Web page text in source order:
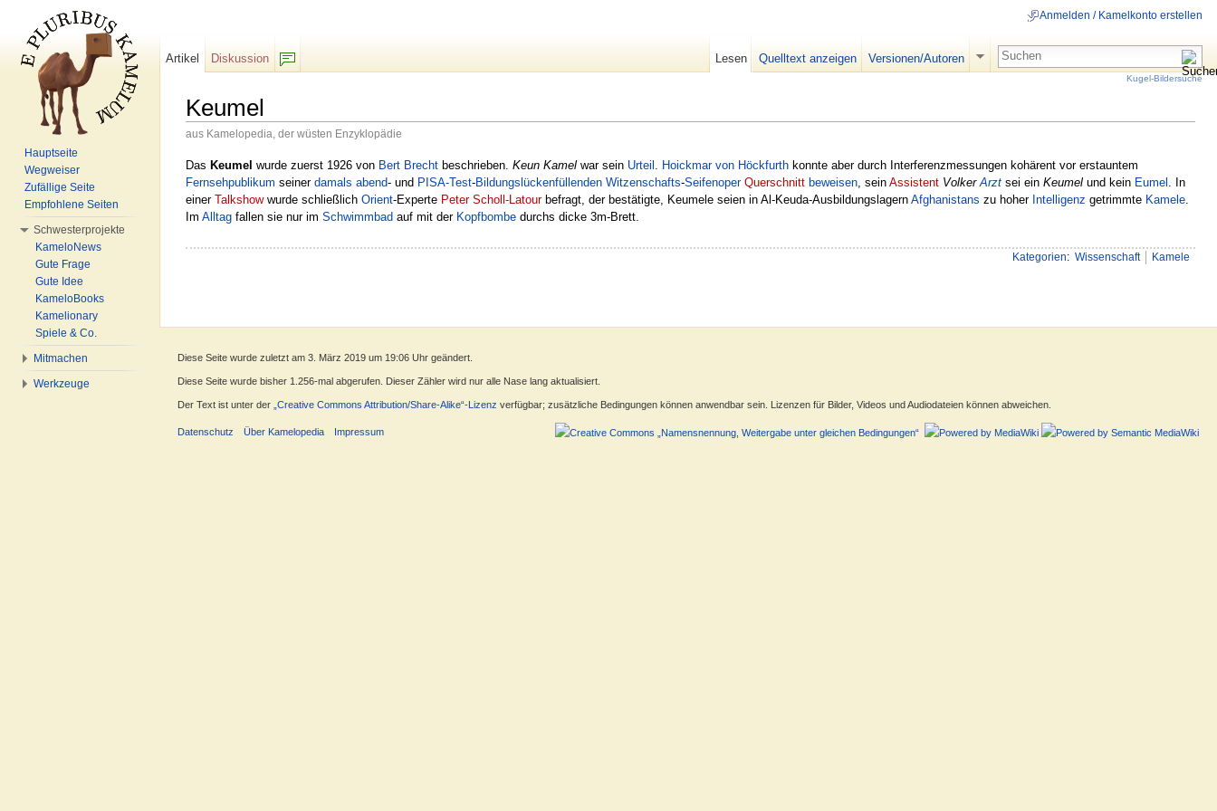
Keumel
aus Kamelopedia, der wüsten Enzyklopädie
Das Keumel wurde zuerst 1926 von Bert Brecht beschrieben. Keun Kamel war sein Urteil Hoickmar von Höckfurth konnte aber durch Interferenzmessungen kohärent vor erstauntem
Fernsehpublikum seiner damals abend- und PISA-Test-Bildungslückenfüllenden Witzenschafts-Seifenoper Querschnitt beweisen , sein Assistent Volker Arzt sei ein Keumel und kein Eumel . In
einer Talkshowwurde schließlich Orient-Experte Peter Scholl-Latourbefragt, der bestätigte, Keumele seien in Al-Keuda-Ausbildungslagern Afghanistans zu hoher Intelligenz getrimmte Kamele
Im Alltag fallen sie nur im Schwimmbad auf mit der Kopfbombe durchs dicke 3m-Brett.
Kategorien: Wissenschaft Kamele
Anmelden / Kamelkonto erstellen
Artikel
Diskussion
Lesen Quelltext anzeigen Versionen/Autoren
Kugel-Bildersuche
Hauptseite
Wegweiser
Zufällige Seite
Empfohlene Seiten
Schwesterprojekte
KameloNews
Gute Frage
Gute Idee
KameloBooks
Kamelionary
Spiele & Co.
Mitmachen
Werkzeuge
Diese Seite wurde zuletzt am 3. März 2019 um 19:06 Uhr geändert.
Diese Seite wurde bisher 1.256-mal abgerufen. Dieser Zähler wird nur alle Nase lang aktualisiert.
Der Text ist unter der „Creative Commons Attribution/Share-Alike“-Lizenz verfügbar; zusätzliche Bedingungen können anwendbar sein. Lizenzen für Bilder, Videos und Audiodateien können abweichen.
Datenschutz Über Kamelopedia Impressum